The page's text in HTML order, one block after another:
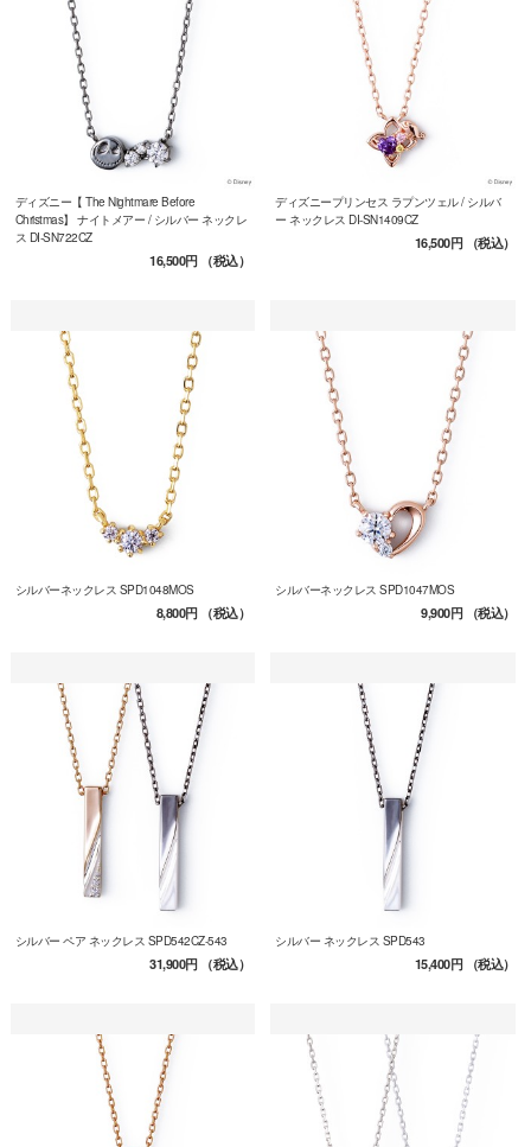
ディズニー【 The Nightmare Before
Christmas】 ナイトメアー / シルバー ネックレ
ス DI-SN722CZ
16,500円（税込）
ディズニープリンセス ラプンツェル / シルバ
ー ネックレス DI-SN1409CZ
16,500円（税込）
シルバーネックレス SPD1048MOS
8,800円（税込）
シルバーネックレス SPD1047MOS
9,900円（税込）
シルバー ペア ネックレス SPD542CZ-543
31,900円（税込）
シルバー ネックレス SPD543
15,400円（税込）